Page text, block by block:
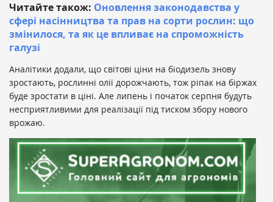
Читайте також: Оновлення законодавства у
сфері насінництва та прав на сорти рослин: що
змінилося, та як це впливає на спроможність
галузі
Аналітики додали, що світові ціни на біодизель знову
зростають, рослинні олії дорожчають, тож ріпак на біржах
буде зростати в ціні. Але липень і початок серпня будуть
несприятливими для реалізації під тиском збору нового
врожаю.